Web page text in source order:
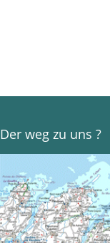
Der weg zu uns ?